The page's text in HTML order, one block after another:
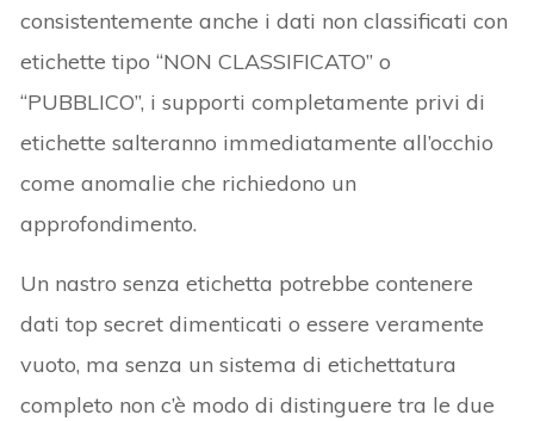
consistentemente anche i dati non classificati con
etichette tipo “NON CLASSIFICATO” o
“PUBBLICO”, i supporti completamente privi di
etichette salteranno immediatamente all’occhio
come anomalie che richiedono un
approfondimento.
Un nastro senza etichetta potrebbe contenere
dati top secret dimenticati o essere veramente
vuoto, ma senza un sistema di etichettatura
completo non c’è modo di distinguere tra le due